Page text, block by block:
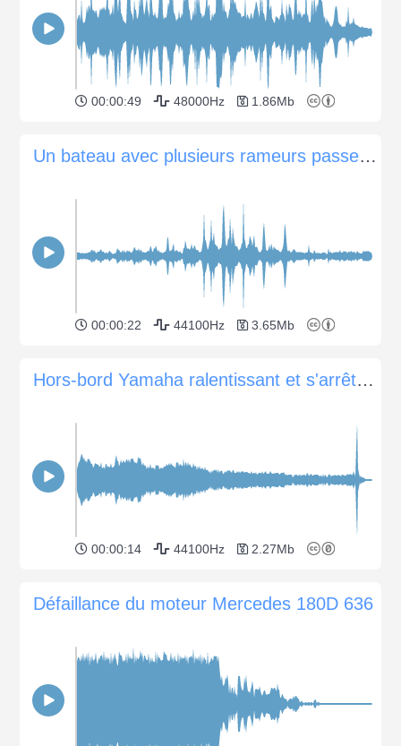
00:00:49 48000Hz 1.86Mb
Un bateau avec plusieurs rameurs passe de gauche à droite.
00:00:22 44100Hz 3.65Mb
Hors-bord Yamaha ralentissant et s'arrêtant
00:00:14 44100Hz 2.27Mb
Défaillance du moteur Mercedes 180D 636